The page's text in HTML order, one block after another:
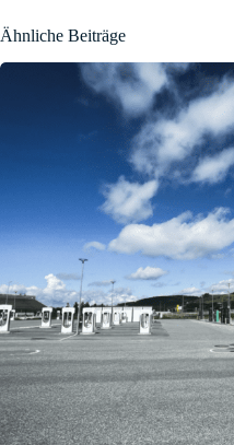
Ähnliche Beiträge